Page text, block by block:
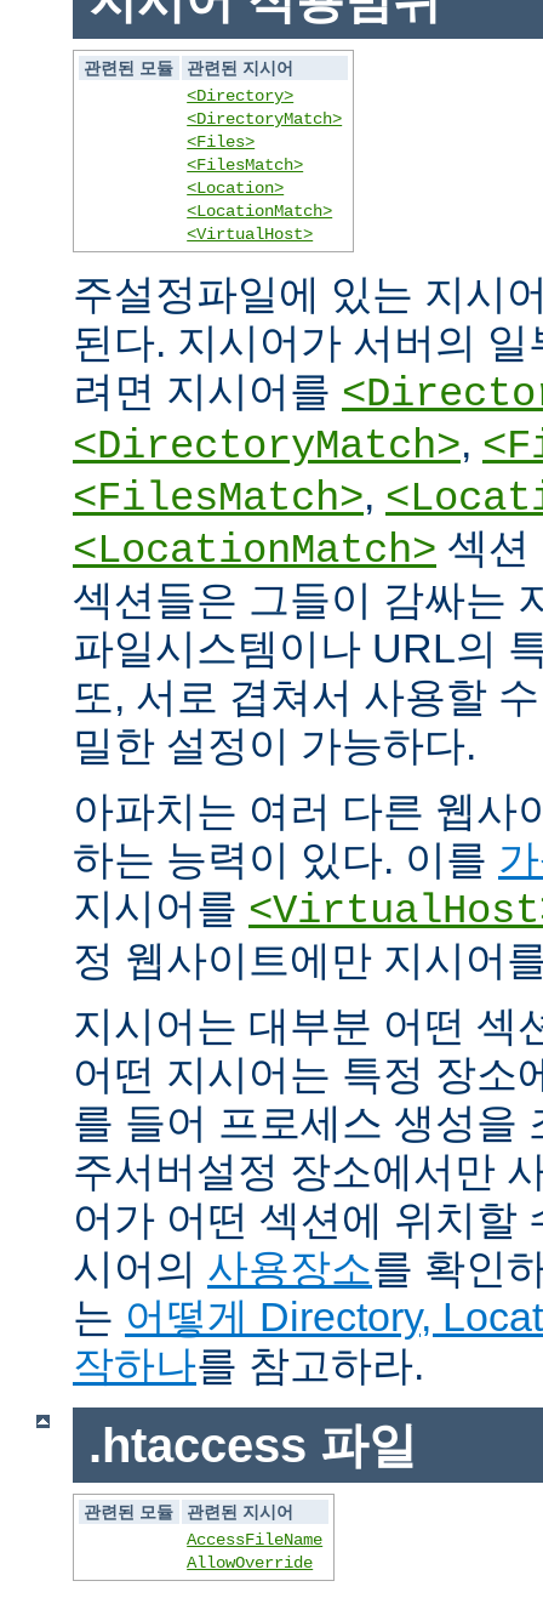
관련된 모듈
관련된 지시어
<Directory>
<DirectoryMatch>
<Files>
<FilesMatch>
<Location>
<LocationMatch>
<VirtualHost>
주설정파일에 있는 지시
된다. 지시어가 서버의
려면 지시어를
<DirectoryMatch>,
<FilesMatch>,
<LocationMatch> 섹션
섹션들은 그들이 감싸는
파일시스템이나 URL의
또, 서로 겹쳐서 사용할
밀한 설정이 가능하다.
아파치는 여러 다른 웹사
하는 능력이 있다. 이를
지시어를
정 웹사이트에만 지시어
지시어는 대부분 어떤 섹
어떤 지시어는 특정 장소
를 들어 프로세스 생성을
주서버설정 장소에서만
어가 어떤 섹션에 위치할
시어의 사용장소를 확인
는 어떻게 Directory,
작하나를 참고하라.
.htaccess 파일
관련된 모듈
관련된 지시어
AccessFileName
AllowOverride